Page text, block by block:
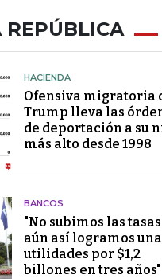
REPÚBLICA
HACIENDA
Ofensiva migratoria
Trump lleva las
de deportación a su
más alto desde 1998
BANCOS
"No subimos las
aún así logramos
utilidades por $1,2
billones en tres años"